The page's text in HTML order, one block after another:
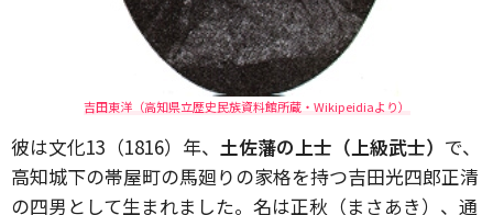
吉田東洋（高知県立歴史民族資料館所蔵・Wikipeidiaより）
彼は文化13（1816）年、 土佐藩の上士（上級武士） で、
高知城下の帯屋町の馬廻りの家格を持つ吉田光四郎正清
の四男として生まれました。名は正秋（まさあき）、通